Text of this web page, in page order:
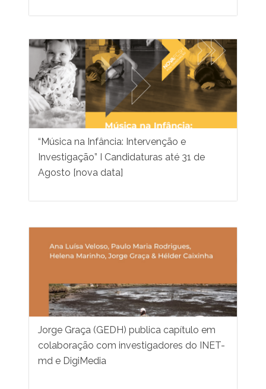
“Música na Infância: Intervenção e
Investigação” I Candidaturas até 31 de
Agosto [nova data]
Jorge Graça (GEDH) publica capítulo em
colaboração com investigadores do INET-
md e DigiMedia